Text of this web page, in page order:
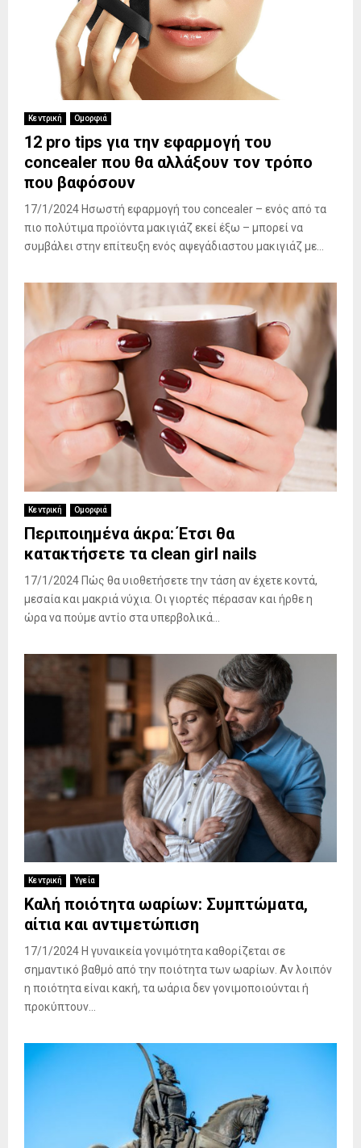
Κεντρική Ομορφιά
12 pro tips για την εφαρμογή του
concealer που θα αλλάξουν τον τρόπο
που βαφόσουν
17/1/2024 Ησωστή εφαρμογή του concealer – ενός από τα
πιο πολύτιμα προϊόντα μακιγιάζ εκεί έξω – μπορεί να
συμβάλει στην επίτευξη ενός αψεγάδιαστου μακιγιάζ με...
Κεντρική Ομορφιά
Περιποιημένα άκρα: Έτσι θα
κατακτήσετε τα clean girl nails
17/1/2024 Πώς θα υιοθετήσετε την τάση αν έχετε κοντά,
μεσαία και μακριά νύχια. Οι γιορτές πέρασαν και ήρθε η
ώρα να πούμε αντίο στα υπερβολικά...
Κεντρική Υγεία
Καλή ποιότητα ωαρίων: Συμπτώματα,
αίτια και αντιμετώπιση
17/1/2024 Η γυναικεία γονιμότητα καθορίζεται σε
σημαντικό βαθμό από την ποιότητα των ωαρίων. Αν λοιπόν
η ποιότητα είναι κακή, τα ωάρια δεν γονιμοποιούνται ή
προκύπτουν...